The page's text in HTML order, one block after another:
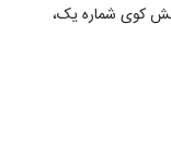
کوی شماره یک،